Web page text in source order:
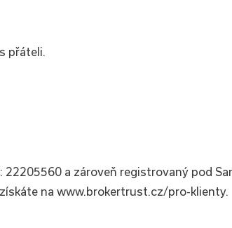
přáteli.
a zároveň registrovaný pod
na www.brokertrust.cz/pro-klienty.